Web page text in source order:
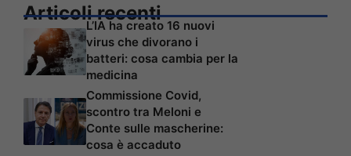
Articoli recenti
L’IA ha creato 16 nuovi
virus che divorano i
batteri: cosa cambia per la
medicina
Commissione Covid,
scontro tra Meloni e
Conte sulle mascherine:
cosa è accaduto